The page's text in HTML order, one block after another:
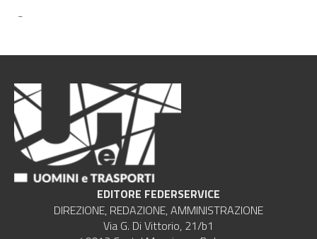
-
EDITORE FEDERSERVICE
DIREZIONE, REDAZIONE, AMMINISTRAZIONE
Via G. Di Vittorio, 21/b1